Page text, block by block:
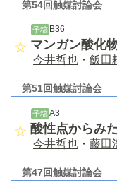
第54回触媒討論会
予稿 B36
マンガン酸化
今井哲也 ・ 飯田
第51回触媒討論会
予稿 A3
酸性点からみ
今井哲也 ・ 藤田
第47回触媒討論会